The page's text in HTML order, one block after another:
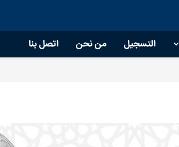
التسجيل من نحن اتصل بنا